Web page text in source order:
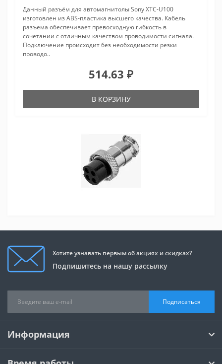
Данный разъём для автомагнитолы Sony XTC-U100
изготовлен из ABS-пластика высшего качества. Кабель
разъема обеспечивает превосходную гибкость в
сочетании с отличным качеством проводимости сигнала.
Подключение происходит без необходимости резки
проводо..
514.63 ₽
В КОРЗИНУ
Хотите узнавать первым об акциях и скидках?
Подпишитесь на нашу рассылку
Подписаться
Информация